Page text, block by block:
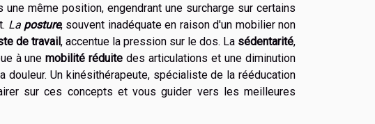
même position, engendrant une surcharge sur certains
La posture, souvent inadéquate en raison d'un mobilier non
de travail, accentue la pression sur le dos. La sédentarité,
à unemobilité réduite des articulations et une diminution
Un kinésithérapeute, spécialiste de la rééducation
sur ces concepts et vous guider vers les meilleures